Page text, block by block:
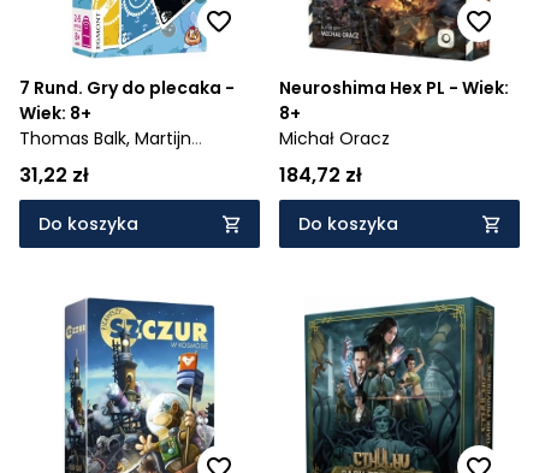
7 Rund. Gry do plecaka -
Wiek: 8+
Thomas Balk, Martijn
Haddering
31,22 zł
Do koszyka
Neuroshima Hex PL - Wiek:
8+
Michał Oracz
184,72 zł
Do koszyka